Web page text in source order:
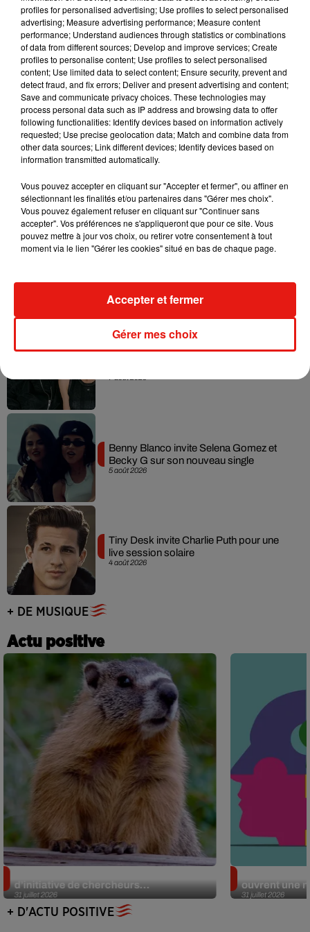
Musique
7 août 2026
Julien Lieb s’essaye à la vie de chatelain
dans son nouveau clip
7 août 2026
Sensation » avec Kylie Minogue
7 août 2026
Angèle et Amélie Lens dévoilent leur
5 août 2026
Benny Blanco invite Selena Gomez et
Becky G sur son nouveau single
4 août 2026
Tiny Desk invite Charlie Puth pour une
live session solaire
+ DE MUSIQUE
Actu positive
31 juillet 2026
d’initiative de chercheurs...
31 juillet 2026
ouvrent une
+ D'ACTU POSITIVE
profiles for personalised advertising; Use profiles to select personalised
advertising; Measure advertising performance; Measure content
performance; Understand audiences through statistics or combinations
of data from different sources; Develop and improve services; Create
profiles to personalise content; Use profiles to select personalised
content; Use limited data to select content; Ensure security, prevent and
detect fraud, and fix errors; Deliver and present advertising and content;
Save and communicate privacy choices. These technologies may
process personal data such as IP address and browsing data to offer
following functionalities: Identify devices based on information actively
requested; Use precise geolocation data; Match and combine data from
other data sources; Link different devices; Identify devices based on
information transmitted automatically.
Vous pouvez accepter en cliquant sur "Accepter et fermer", ou affiner en
sélectionnant les finalités et/ou partenaires dans "Gérer mes choix".
Vous pouvez également refuser en cliquant sur "Continuer sans
accepter". Vos préférences ne s'appliqueront que pour ce site. Vous
pouvez mettre à jour vos choix, ou retirer votre consentement à tout
moment via le lien "Gérer les cookies" situé en bas de chaque page.
Gérer mes choix
Accepter et fermer